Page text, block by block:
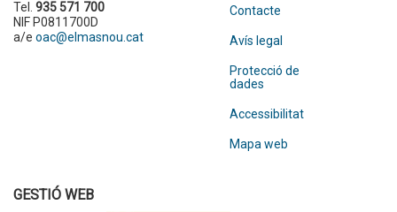
Tel. 935 571 700
NIF P0811700D
a/e oac@elmasnou.cat
Contacte
Avís legal
Protecció de
dades
Accessibilitat
Mapa web
GESTIÓ WEB